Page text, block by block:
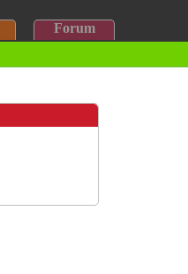
Forum